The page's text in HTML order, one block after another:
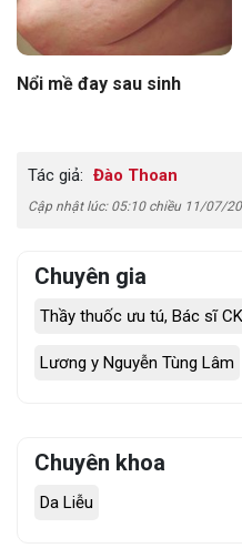
Nổi mề đay sau sinh
Tác giả: Đào Thoan
Cập nhật lúc: 05:10 chiều 11/07/
Chuyên gia
Thầy thuốc ưu tú, Bác sĩ
Lương y Nguyễn Tùng Lâm
Chuyên khoa
Da Liễu